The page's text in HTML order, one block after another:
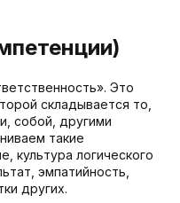
Это
складывается то,
собой, другими
такие
культура логического
эмпатийность,
других.